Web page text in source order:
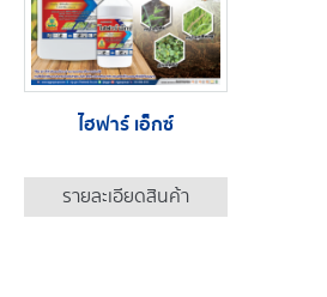
ไฮฟาร์ เอ็กซ์
รายละเอียดสินค้า